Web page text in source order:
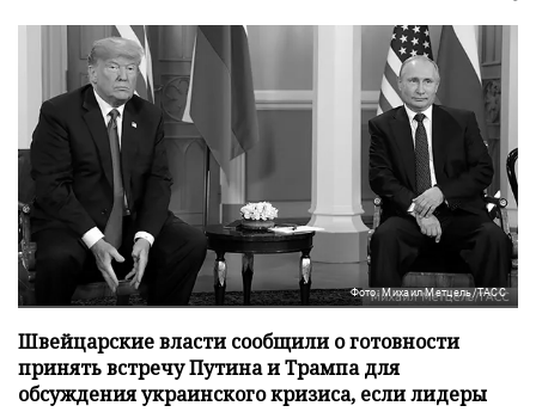
Фото: Михаил Метцель/ТАСС
Швейцарские власти сообщили о готовности
принять встречу Путина и Трампа для
обсуждения украинского кризиса, если лидеры